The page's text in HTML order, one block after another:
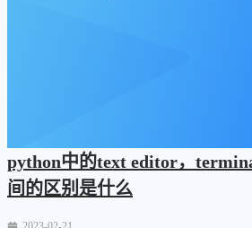
python中的text editor，
间的区别是什么